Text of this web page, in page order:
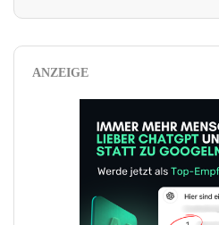
ANZEIGE